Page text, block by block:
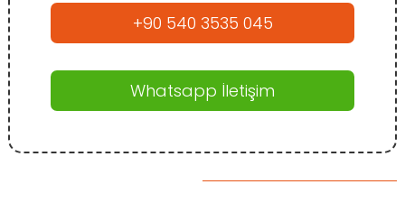
+90 540 3535 045
Whatsapp İletişim